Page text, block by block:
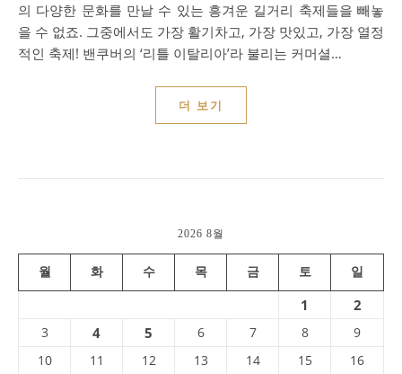
의 다양한 문화를 만날 수 있는 흥겨운 길거리 축제들을 빼놓
을 수 없죠. 그중에서도 가장 활기차고, 가장 맛있고, 가장 열정
적인 축제! 밴쿠버의 ‘리틀 이탈리아’라 불리는 커머셜…
더 보기
2026 8월
월 화 수 목 금 토 일
1 2
3 4 5 6 7 8
9
10
11 12 13 14 15
16